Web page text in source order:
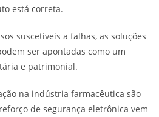
está correta.
suscetíveis a falhas, as soluções
ser apontadas como um
e patrimonial.
na indústria farmacêutica são
de segurança eletrônica vem